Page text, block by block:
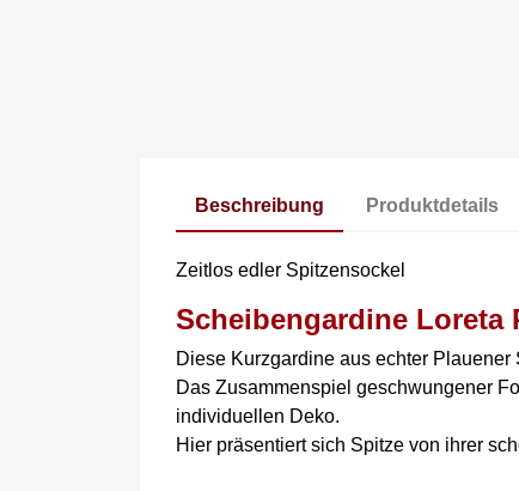
Beschreibung Produktdetails
Zeitlos edler Spitzensockel
Scheibengardine Loreta
Diese Kurzgardine aus echter
Das Zusammenspiel geschwungener
individuellen Deko.
Hier präsentiert sich Spitze von ihrer